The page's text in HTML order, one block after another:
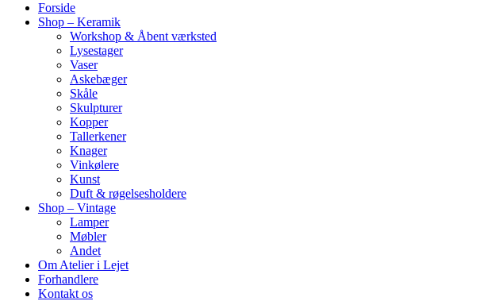
Forside
Shop – Keramik
Workshop & Åbent værksted
Lysestager
Vaser
Askebæger
Skåle
Skulpturer
Kopper
Tallerkener
Knager
Vinkølere
Kunst
Duft & røgelsesholdere
Shop – Vintage
Lamper
Møbler
Andet
Om Atelier i Lejet
Forhandlere
Kontakt os